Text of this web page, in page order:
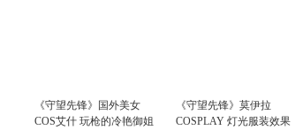
《守望先锋》国外美女
COS艾什 玩枪的冷艳御姐
《守望先锋》莫伊拉
COSPLAY 灯光服装效果